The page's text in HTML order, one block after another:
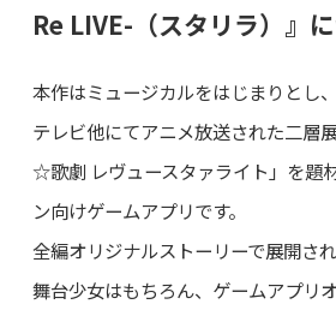
Re LIVE-（スタリラ）』
本作はミュージカルをはじまりとし
テレビ他にてアニメ放送された二層
☆歌劇 レヴュースタァライト」を題
ン向けゲームアプリです。
全編オリジナルストーリーで展開さ
舞台少女はもちろん、ゲームアプリ